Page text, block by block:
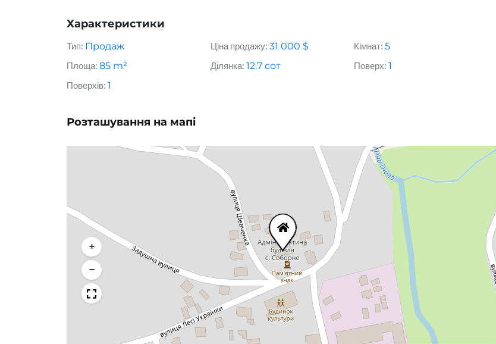
Характеристики
Тип: Продаж Ціна продажу: 31 000 $ Кімнат: 5
Площа: 85 m² Ділянка: 12.7 сот Поверх: 1
Поверхів: 1
Розташування на мапі
+
−